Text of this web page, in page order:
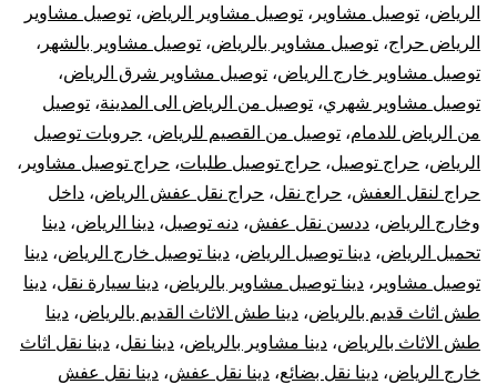
الرياض، توصيل مشاوير ، توصيل مشاوير الرياض، توصيل مشاوير
الرياض حراج، توصيل مشاوير بالرياض، توصيل مشاوير بالشهر ،
توصيل مشاوير خارج الرياض، توصيل مشاوير شرق الرياض،
توصيل مشاوير شهري، توصيل من الرياض الى المدينة، توصيل
من الرياض للدمام، توصيل من القصيم للرياض، جروبات توصيل
الرياض، حراج توصيل، حراج توصيل طلبات، حراج توصيل مشاوير ،
حراج لنقل العفش، حراج نقل، حراج نقل عفش الرياض، داخل
وخارج الرياض، ددسن نقل عفش، دنه توصيل، دينا الرياض، دينا
تحميل الرياض، دينا توصيل الرياض، دينا توصيل خارج الرياض، دينا
توصيل مشاوير ، دينا توصيل مشاوير بالرياض، دينا سيارة نقل، دينا
طش اثاث قديم بالرياض، دينا طش الاثاث القديم بالرياض، دينا
طش الاثاث بالرياض، دينا مشاوير بالرياض، دينا نقل، دينا نقل اثاث
خارج الرياض، دينا نقل بضائع، دينا نقل عفش، دينا نقل عفش